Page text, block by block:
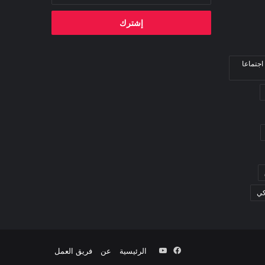
الإلكتروني
الرئيسية عن فريق العمل فيسبوك‫YouTube